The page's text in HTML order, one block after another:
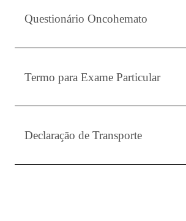
Questionário Oncohemato
Termo para Exame Particular
Declaração de Transporte